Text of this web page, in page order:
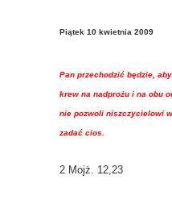
Piątek 10 kwietnia 2009
Pan przechodzić będzie,
krew na nadprożu i na obu
nie pozwoli niszczycielowi
zadać cios.
2 Mojż. 12,23